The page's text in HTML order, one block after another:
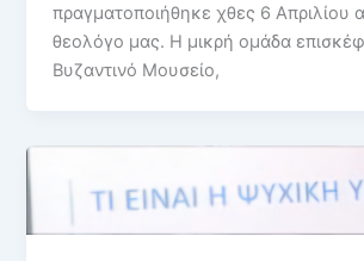
πραγματοποιήθηκε χθες 6 Απριλίου
θεολόγο μας. Η μικρή ομάδα
Βυζαντινό Μουσείο,